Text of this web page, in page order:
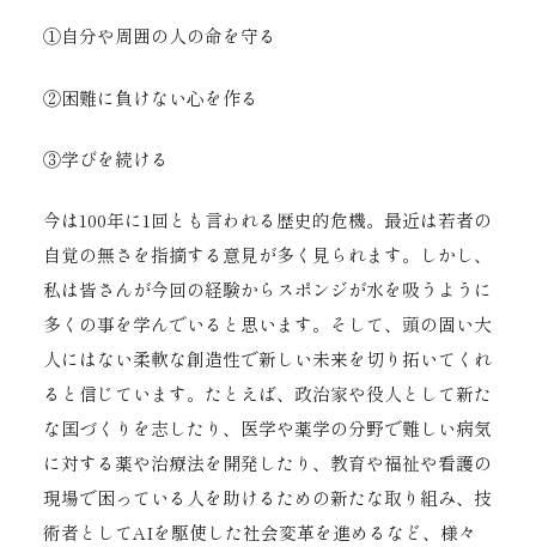
①自分や周囲の人の命を守る
②困難に負けない心を作る
③学びを続ける
今は100年に1回とも言われる歴史的危機。最近は若者の
自覚の無さを指摘する意見が多く見られます。しかし、
私は皆さんが今回の経験からスポンジが水を吸うように
多くの事を学んでいると思います。そして、頭の固い大
人にはない柔軟な創造性で新しい未来を切り拓いてくれ
ると信じています。たとえば、政治家や役人として新た
な国づくりを志したり、医学や薬学の分野で難しい病気
に対する薬や治療法を開発したり、教育や福祉や看護の
現場で困っている人を助けるための新たな取り組み、技
術者としてAIを駆使した社会変革を進めるなど、様々